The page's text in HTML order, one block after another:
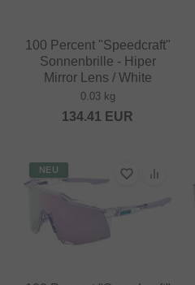
100 Percent "Speedcraft"
Sonnenbrille - Hiper
Mirror Lens / White
0.03 kg
134.41 EUR
NEU